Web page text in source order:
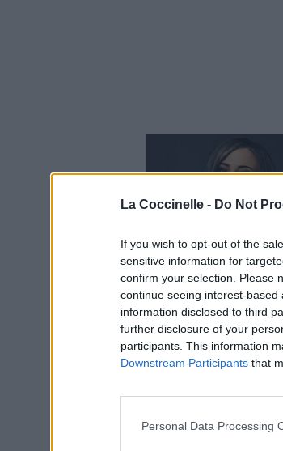
La Coccinelle - Do Not
If you wish to opt-out of the
sensitive information for
confirm your selection. Please
continue seeing interest-
information disclosed to third
further disclosure of your
participants. This information
Downstream Participants that
Personal Data Processing